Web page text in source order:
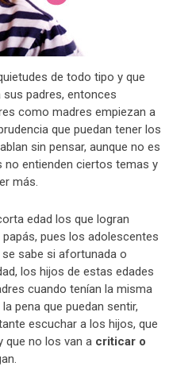
de todo tipo y que
padres, entonces
como madres empiezan a
que puedan tener los
sin pensar, aunque no es
no entienden ciertos temas y
más.
edad los que logran
pues los adolescentes
sabe si afortunada o
los hijos de estas edades
cuando tenían la misma
pena que puedan sentir,
escuchar a los hijos, que
que no los van a criticar o